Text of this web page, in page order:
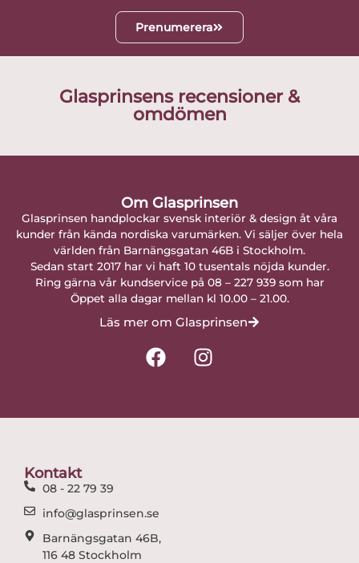
Prenumerera
Glasprinsens recensioner &
omdömen
Om Glasprinsen
Glasprinsen handplockar svensk interiör & design åt våra
kunder från kända nordiska varumärken. Vi säljer över hela
världen från Barnängsgatan 46B i Stockholm.
Sedan start 2017 har vi haft 10 tusentals nöjda kunder.
Ring gärna vår kundservice på 08 – 227 939 som har
Öppet alla dagar mellan kl 10.00 – 21.00.
Läs mer om Glasprinsen
F
a
I
n
Kontakt
08 - 22 79 39
info@glasprinsen.se
Barnängsgatan 46B,
116 48 Stockholm